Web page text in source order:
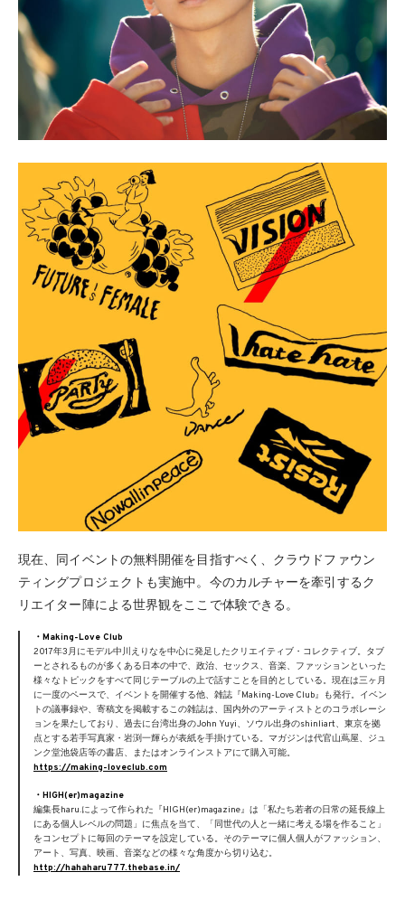
現在、同イベントの無料開催を目指すべく、クラウドファウン
ティングプロジェクトも実施中。今のカルチャーを牽引するク
リエイター陣による世界観をここで体験できる。
・Making-Love Club
2017年3月にモデル中川えりなを中心に発足したクリエイティブ・コレクティブ。タブ
ーとされるものが多くある日本の中で、政治、セックス、音楽、ファッションといった
様々なトピックをすべて同じテーブルの上で話すことを目的としている。現在は三ヶ月
に一度のペースで、イベントを開催する他、雑誌『Making-Love Club』も発行。イベン
トの議事録や、寄稿文を掲載するこの雑誌は、国内外のアーティストとのコラボレーシ
ョンを果たしており、過去に台湾出身のJohn Yuyi、ソウル出身のshinliart、東京を拠
点とする若手写真家・岩渕一輝らが表紙を手掛けている。マガジンは代官山蔦屋、ジュ
ンク堂池袋店等の書店、またはオンラインストアにて購入可能。
https://making-loveclub.com
・HIGH(er)magazine
編集長haru.によって作られた『HIGH(er)magazine』は「私たち若者の日常の延長線上
にある個人レベルの問題」に焦点を当て、「同世代の人と一緒に考える場を作ること」
をコンセプトに毎回のテーマを設定している。そのテーマに個人個人がファッション、
アート、写真、映画、音楽などの様々な角度から切り込む。
http://hahaharu777.thebase.in/